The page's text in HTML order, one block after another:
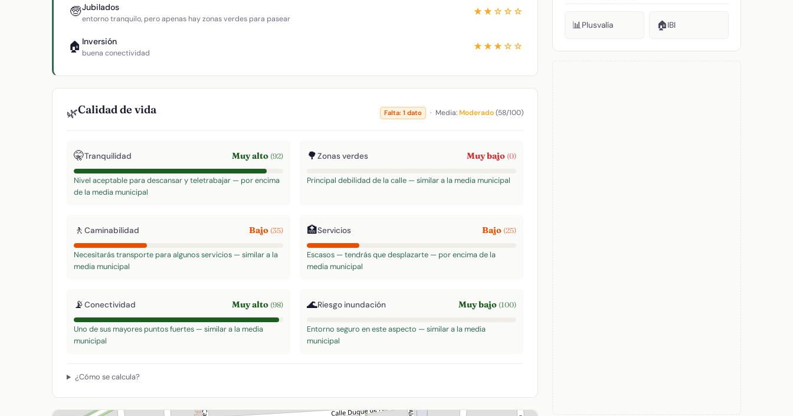
🧓Jubilados
entorno tranquilo, pero apenas hay zonas verdes para pasear
★★☆☆☆
🏠 Inversión
buena conectividad
★★★☆☆
🌿Calidad de vida Falta: 1 dato · Media:Moderado(58/100)
🤫Tranquilidad Muy alto (92)
Nivel aceptable para descansar y teletrabajar — por encima
de la media municipal
🌳Zonas verdes Muy bajo (0)
Principal debilidad de la calle — similar a la media municipal
🚶 Caminabilidad Bajo (35)
Necesitarás transporte para algunos servicios — similar a la
media municipal
🏥Servicios Bajo (25)
Escasos — tendrás que desplazarte — por encima de la
media municipal
📡Conectividad Muy alto (98)
Uno de sus mayores puntos fuertes — similar a la media
municipal
🌊Riesgo inundación Muy bajo (100)
Entorno seguro en este aspecto — similar a la media
municipal
¿Cómo se calcula?
📊Plusvalía 🏠IBI